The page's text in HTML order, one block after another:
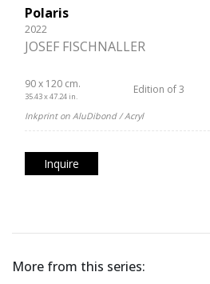
Polaris
2022
JOSEF FISCHNALLER
90 x 120 cm.
35.43 x 47.24 in.
Edition of 3
Inkprint on AluDibond / Acryl
Inquire
More from this series: